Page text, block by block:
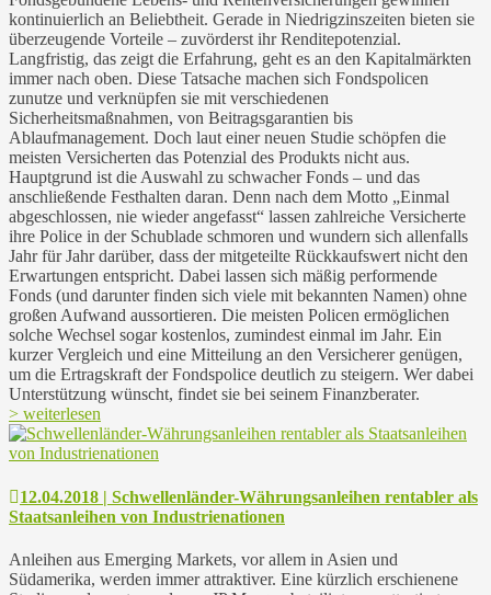
kontinuierlich an Beliebtheit. Gerade in Niedrigzinszeiten bieten sie
überzeugende Vorteile – zuvörderst ihr Renditepotenzial.
Langfristig, das zeigt die Erfahrung, geht es an den Kapitalmärkten
immer nach oben. Diese Tatsache machen sich Fondspolicen
zunutze und verknüpfen sie mit verschiedenen
Sicherheitsmaßnahmen, von Beitragsgarantien bis
Ablaufmanagement. Doch laut einer neuen Studie schöpfen die
meisten Versicherten das Potenzial des Produkts nicht aus.
Hauptgrund ist die Auswahl zu schwacher Fonds – und das
anschließende Festhalten daran. Denn nach dem Motto „Einmal
abgeschlossen, nie wieder angefasst“ lassen zahlreiche Versicherte
ihre Police in der Schublade schmoren und wundern sich allenfalls
Jahr für Jahr darüber, dass der mitgeteilte Rückkaufswert nicht den
Erwartungen entspricht. Dabei lassen sich mäßig performende
Fonds (und darunter finden sich viele mit bekannten Namen) ohne
großen Aufwand aussortieren. Die meisten Policen ermöglichen
solche Wechsel sogar kostenlos, zumindest einmal im Jahr. Ein
kurzer Vergleich und eine Mitteilung an den Versicherer genügen,
um die Ertragskraft der Fondspolice deutlich zu steigern. Wer dabei
Unterstützung wünscht, findet sie bei seinem Finanzberater.
> weiterlesen
12.04.2018 | Schwellenländer-Währungsanleihen rentabler als
Staatsanleihen von Industrienationen
Anleihen aus Emerging Markets, vor allem in Asien und
Südamerika, werden immer attraktiver. Eine kürzlich erschienene